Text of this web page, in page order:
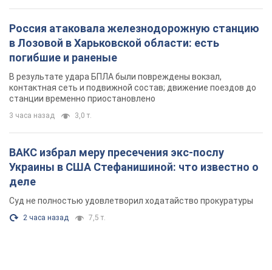
Россия атаковала железнодорожную станцию
в Лозовой в Харьковской области: есть
погибшие и раненые
В результате удара БПЛА были повреждены вокзал,
контактная сеть и подвижной состав; движение поездов до
станции временно приостановлено
3 часа назад 3,0 т.
ВАКС избрал меру пресечения экс-послу
Украины в США Стефанишиной: что известно о
деле
Суд не полностью удовлетворил ходатайство прокуратуры
2 часа назад 7,5 т.